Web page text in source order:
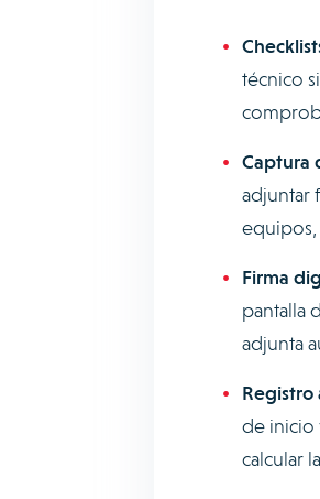
técnico
Captura
adjuntar
equipos,
Firma
pantalla
adjunta
Registro
de inicio
calcular